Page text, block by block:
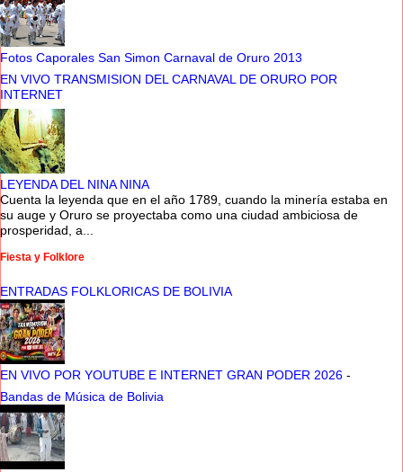
Fotos Caporales San Simon Carnaval de Oruro 2013
EN VIVO TRANSMISION DEL CARNAVAL DE ORURO POR
INTERNET
LEYENDA DEL NINA NINA
Cuenta la leyenda que en el año 1789, cuando la minería estaba en
su auge y Oruro se proyectaba como una ciudad ambiciosa de
prosperidad, a...
Fiesta y Folklore
ENTRADAS FOLKLORICAS DE BOLIVIA
EN VIVO POR YOUTUBE E INTERNET GRAN PODER 2026 -
Bandas de Música de Bolivia